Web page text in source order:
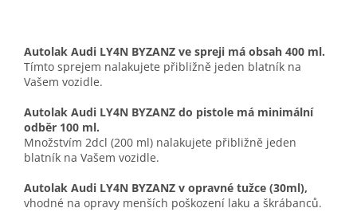
Autolak Audi LY4N BYZANZ ve spreji má obsah 400 ml.
Tímto sprejem nalakujete přibližně jeden blatník na
Vašem vozidle.
Autolak Audi LY4N BYZANZ do pistole má minimální
odběr 100 ml.
Množstvím 2dcl (200 ml) nalakujete přibližně jeden
blatník na Vašem vozidle.
Autolak Audi LY4N BYZANZ v opravné tužce (30ml),
vhodné na opravy menších poškození laku a škrábanců.